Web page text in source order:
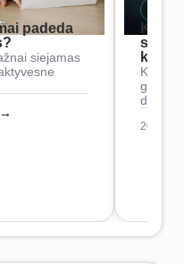
padeda
siejamas
Kaip
2026-